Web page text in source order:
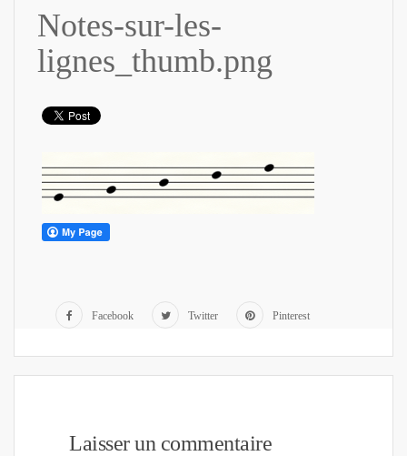
Notes-sur-les-
lignes_thumb.png
Facebook Twitter Pinterest
Laisser un commentaire